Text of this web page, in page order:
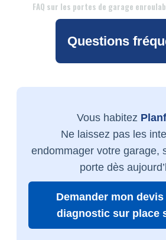
FAQ sur les portes de garage
Questions
Vous habitez
Ne laissez pas les
endommager votre garage,
porte dès
Demander mon
diagnostic sur place